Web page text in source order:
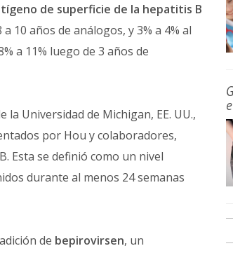
de superficie de la hepatitis B
10 años de análogos, y 3% a 4% al
a 11% luego de 3 años de
Universidad de Michigan, EE. UU.,
por Hou y colaboradores,
Esta se definió como un nivel
durante al menos 24 semanas
de bepirovirsen, un